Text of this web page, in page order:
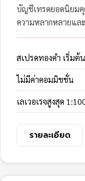
บัญชีเทรดยอดนิยม
ความหลากหลายแล
สเปรดทองคำ เริ่มต้
ไม่มีค่าคอมมิชชั่น
เลเวอเรจสูงสุด
รายละเอียด